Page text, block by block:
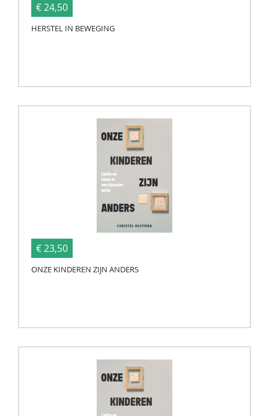
€ 24,50
HERSTEL IN BEWEGING
€ 23,50
ONZE KINDEREN ZIJN ANDERS